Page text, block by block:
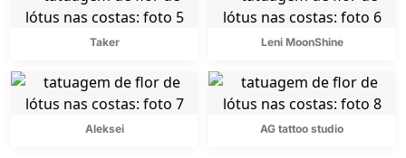
Taker Leni MoonShine
Aleksei AG tattoo studio